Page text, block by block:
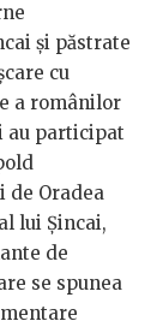
și păstrate
cu
a românilor
au participat
de Oradea
lui Șincai,
de
se spunea